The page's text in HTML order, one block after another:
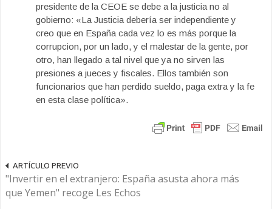
presidente de la CEOE se debe a la justicia no al
gobierno: «La Justicia debería ser independiente y
creo que en España cada vez lo es más porque la
corrupcion, por un lado, y el malestar de la gente, por
otro, han llegado a tal nivel que ya no sirven las
presiones a jueces y fiscales. Ellos también son
funcionarios que han perdido sueldo, paga extra y la fe
en esta clase política».
ARTÍCULO PREVIO
"Invertir en el extranjero: España asusta ahora más
que Yemen" recoge Les Echos